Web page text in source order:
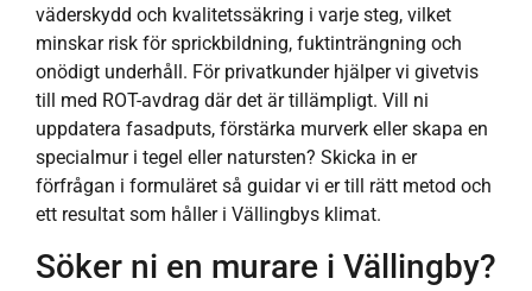
väderskydd och kvalitetssäkring i varje steg, vilket
minskar risk för sprickbildning, fuktinträngning och
onödigt underhåll. För privatkunder hjälper vi givetvis
till med ROT-avdrag där det är tillämpligt. Vill ni
uppdatera fasadputs, förstärka murverk eller skapa en
specialmur i tegel eller natursten? Skicka in er
förfrågan i formuläret så guidar vi er till rätt metod och
ett resultat som håller i Vällingbys klimat.
Söker ni en murare i Vällingby?